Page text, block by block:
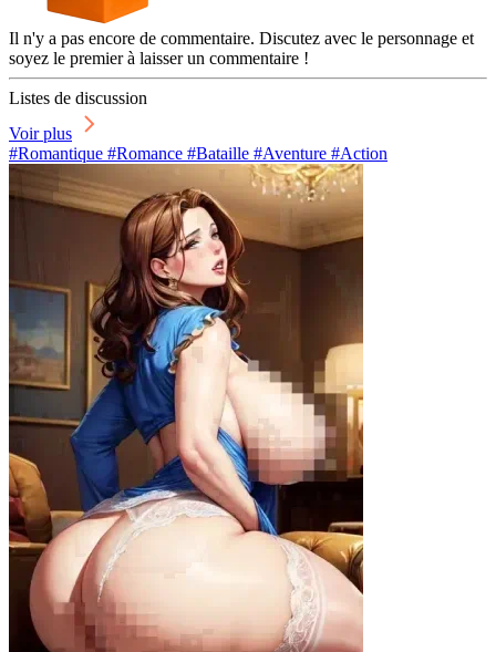
Il n'y a pas encore de commentaire. Discutez avec le personnage et
soyez le premier à laisser un commentaire !
Listes de discussion
Voir plus
#Romantique #Romance #Bataille #Aventure #Action